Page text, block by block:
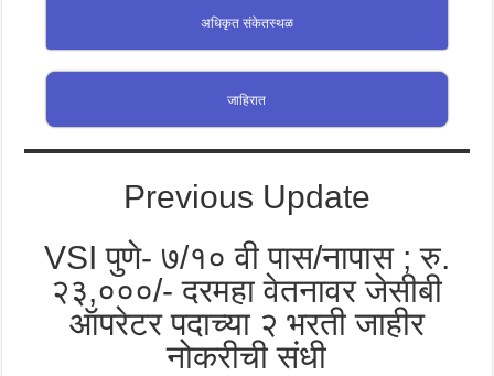
अधिकृत संकेतस्थळ
जाहिरात
Previous Update
VSI पुणे- ७/१० वी पास/नापास ; रु.
२३,०००/- दरमहा वेतनावर जेसीबी
ऑपरेटर पदाच्या २ भरती जाहीर
नोकरीची संधी